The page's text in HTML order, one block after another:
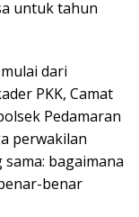
untuk tahun
dari
PKK, Camat
Pedamaran
perwakilan
bagaimana
benar